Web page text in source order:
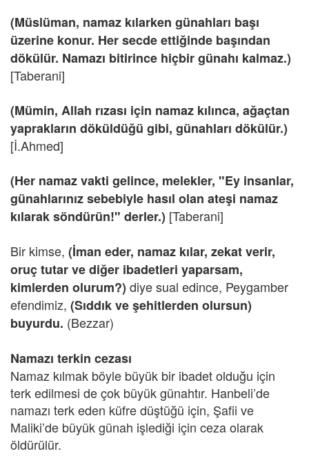
(Müslüman, namaz kılarken günahları başı
üzerine konur. Her secde ettiğinde başından
dökülür. Namazı bitirince hiçbir günahı kalmaz.)
[Taberani]
(Mümin, Allah rızası için namaz kılınca, ağaçtan
yaprakların döküldüğü gibi, günahları dökülür.)
[İ.Ahmed]
(Her namaz vakti gelince, melekler, "Ey insanlar,
günahlarınız sebebiyle hasıl olan ateşi namaz
kılarak söndürün!" derler.) [Taberani]
Bir kimse, (İman eder, namaz kılar, zekat verir,
oruç tutar ve diğer ibadetleri yaparsam,
kimlerden olurum?) diye sual edince, Peygamber
efendimiz, (Sıddık ve şehitlerden olursun)
buyurdu. (Bezzar)
Namazı terkin cezası
Namaz kılmak böyle büyük bir ibadet olduğu için
terk edilmesi de çok büyük günahtır. Hanbeli’de
namazı terk eden küfre düştüğü için, Şafii ve
Maliki’de büyük günah işlediği için ceza olarak
öldürülür.